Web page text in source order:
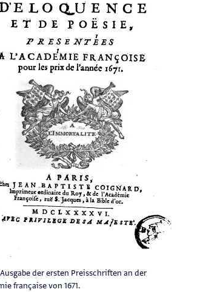
Ausgabe der ersten Preisschriften an der
française von 1671.